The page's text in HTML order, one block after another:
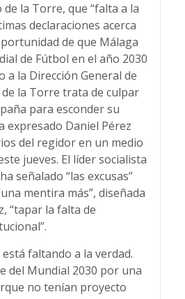
la Torre, que “falta a la
declaraciones acerca
de que Málaga
de Fútbol en el año 2030
a la Dirección General de
de la Torre trata de culpar
para esconder su
expresado Daniel Pérez
del regidor en un medio
jueves. El líder socialista
señalado “las excusas”
mentira más”, diseñada
“tapar la falta de
faltando a la verdad.
del Mundial 2030 por una
no tenían proyecto